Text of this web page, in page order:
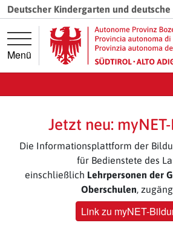
Springe direkt zur Hauptnavigation
Springe direkt zum Inhalt
Deutscher Kindergarten und deutsche
Menü
Jetzt neu:
Die Informationsplattform der
für Bedienstete des
einschließlich Lehrpersonen der
Oberschulen,
Link zu myNET-